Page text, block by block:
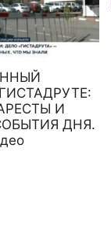
И
ДНЯ.